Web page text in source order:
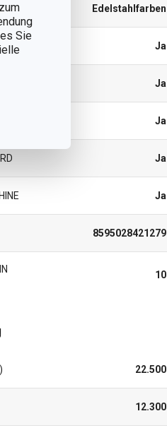
Sie
Edelstahlfarben
Ja
Ja
Ja
Ja
Ja
8595028421279
10
22.500
12.300